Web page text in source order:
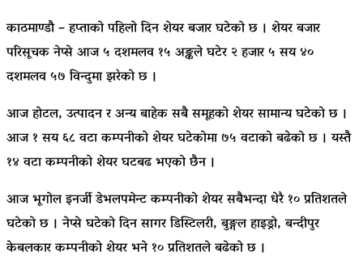
काठमाण्डाै – हप्ताको पहिलो दिन शेयर बजार घटेको छ । शेयर बजार
परिसूचक नेप्से आज ५ दशमलव १५ अङ्कले घटेर २ हजार ५ सय ४०
दशमलव ५७ विन्दुमा झरेको छ ।
आज होटल, उत्पादन र अन्य बाहेक सबै समूहको शेयर सामान्य घटेको छ ।
आज १ सय ६८ वटा कम्पनीको शेयर घटेकोमा ७५ वटाको बढेको छ । यस्तै
१४ वटा कम्पनीको शेयर घटबढ भएको छैन ।
आज भूगोल इनर्जी डेभलपमेन्ट कम्पनीको शेयर सबैभन्दा धेरै १० प्रतिशतले
घटेको छ । नेप्से घटेको दिन सागर डिस्टिलरी, बुङ्गल हाइड्रो, बन्दीपुर
केबलकार कम्पनीको शेयर भने १० प्रतिशतले बढेको छ ।